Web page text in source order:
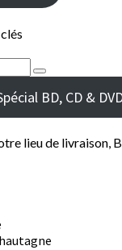
Recherche
BD, CD &
lieu de livraison,